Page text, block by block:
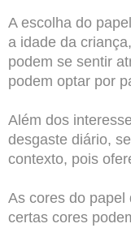
A escolha do
a idade da
podem se sentir
podem optar por
Além dos
desgaste diário,
contexto, pois
As cores do papel
certas cores